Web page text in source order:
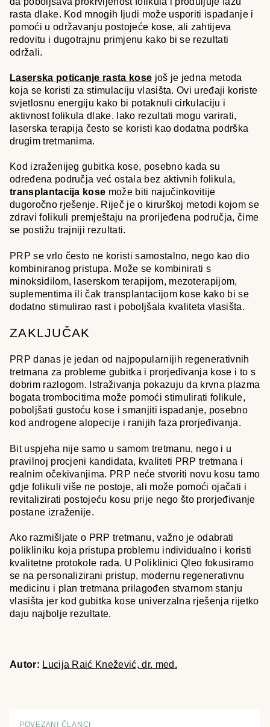
rasta dlake. Kod mnogih ljudi može usporiti ispadanje i
pomoći u održavanju postojeće kose, ali zahtijeva
redovitu i dugotrajnu primjenu kako bi se rezultati
održali.
Laserska poticanje rasta kose još je jedna metoda
koja se koristi za stimulaciju vlasišta. Ovi uređaji koriste
svjetlosnu energiju kako bi potaknuli cirkulaciju i
aktivnost folikula dlake. Iako rezultati mogu varirati,
laserska terapija često se koristi kao dodatna podrška
drugim tretmanima.
Kod izraženijeg gubitka kose, posebno kada su
određena područja već ostala bez aktivnih folikula,
transplantacija kose može biti najučinkovitije
dugoročno rješenje. Riječ je o kirurškoj metodi kojom se
zdravi folikuli premještaju na prorijeđena područja, čime
se postižu trajniji rezultati.
PRP se vrlo često ne koristi samostalno, nego kao dio
kombiniranog pristupa. Može se kombinirati s
minoksidilom, laserskom terapijom, mezoterapijom,
suplementima ili čak transplantacijom kose kako bi se
dodatno stimulirao rast i poboljšala kvaliteta vlasišta.
ZAKLJUČAK
PRP danas je jedan od najpopularnijih regenerativnih
tretmana za probleme gubitka i prorjeđivanja kose i to s
dobrim razlogom. Istraživanja pokazuju da krvna plazma
bogata trombocitima može pomoći stimulirati folikule,
poboljšati gustoću kose i smanjiti ispadanje, posebno
kod androgene alopecije i ranijih faza prorjeđivanja.
Bit uspjeha nije samo u samom tretmanu, nego i u
pravilnoj procjeni kandidata, kvaliteti PRP tretmana i
realnim očekivanjima. PRP neće stvoriti novu kosu tamo
gdje folikuli više ne postoje, ali može pomoći ojačati i
revitalizirati postojeću kosu prije nego što prorjeđivanje
postane izraženije.
Ako razmišljate o PRP tretmanu, važno je odabrati
polikliniku koja pristupa problemu individualno i koristi
kvalitetne protokole rada. U Poliklinici Qleo fokusiramo
se na personalizirani pristup, modernu regenerativnu
medicinu i plan tretmana prilagođen stvarnom stanju
vlasišta jer kod gubitka kose univerzalna rješenja rijetko
daju najbolje rezultate.
Autor: Lucija Raić Knežević, dr. med.
POVEZANI ČLANCI